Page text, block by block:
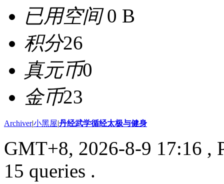
已用空间0 B
积分26
真元币0
金币23
Archiver|小黑屋|丹经武学循经太极与健身
GMT+8, 2026-8-9 17:16 ,
15 queries .